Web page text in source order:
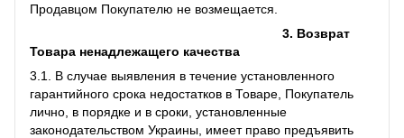
Продавцом Покупателю не возмещается.
3. Возврат
Товара ненадлежащего качества
3.1. В случае выявления в течение установленного
гарантийного срока недостатков в Товаре, Покупатель
лично, в порядке и в сроки, установленные
законодательством Украины, имеет право предъявить